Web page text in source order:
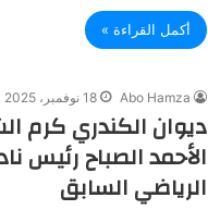
أكمل القراءة »
Abo Hamza 18 نوفمبر، 2025
ديوان الكندري كرم
الأحمد الصباح رئيس
الرياضي السابق